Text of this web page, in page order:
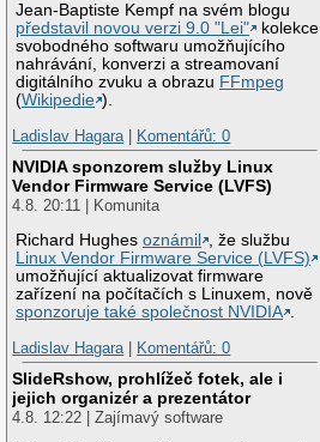
Jean-Baptiste Kempf na svém blogu
představil novou verzi 9.0 "Lei"
kolekce
svobodného softwaru umožňujícího
nahrávání, konverzi a streamovaní
digitálního zvuku a obrazu FFmpeg
(Wikipedie ).
Ladislav Hagara
Komentářů: 0
NVIDIA sponzorem služby Linux
Vendor Firmware Service (LVFS)
4.8. 20:11 | Komunita
Richard Hughesoznámil
, že službu
Linux Vendor Firmware Service (LVFS)
umožňující aktualizovat firmware
zařízení na počítačích s Linuxem, nově
sponzoruje také společnost NVIDIA .
Ladislav Hagara | Komentářů: 0
SlideRshow, prohlížeč fotek, ale i
jejich organizér a prezentátor
4.8. 12:22 | Zajímavý software